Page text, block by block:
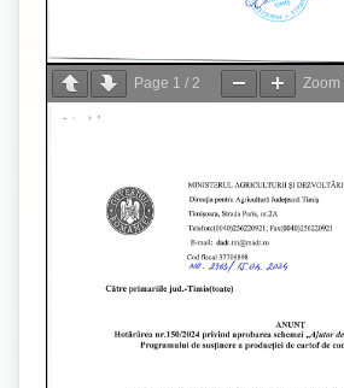
Page 1 /2 Zoom